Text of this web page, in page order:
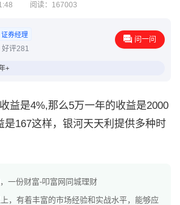
阅读：167003
证券经理
好评281
问一问
+
益是4%,那么5万一年的收益是2000
是167这样，银河天天利提供多种时
一份财富-叩富网同城理财
，有着丰富的市场经验和实战水平，能够应